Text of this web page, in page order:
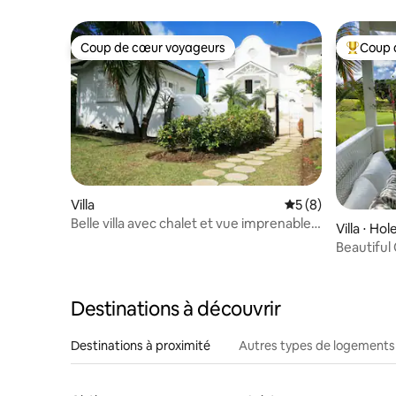
Coup de cœur voyageurs
Coup de cœur voyageurs
Villa Évaluation
5 (8)
Belle villa avec chalet et vue imprenable
Coups
Coup
Villa ⋅
Beautiful
Destinations à découvrir
Destinations à proximité Autres types de logements